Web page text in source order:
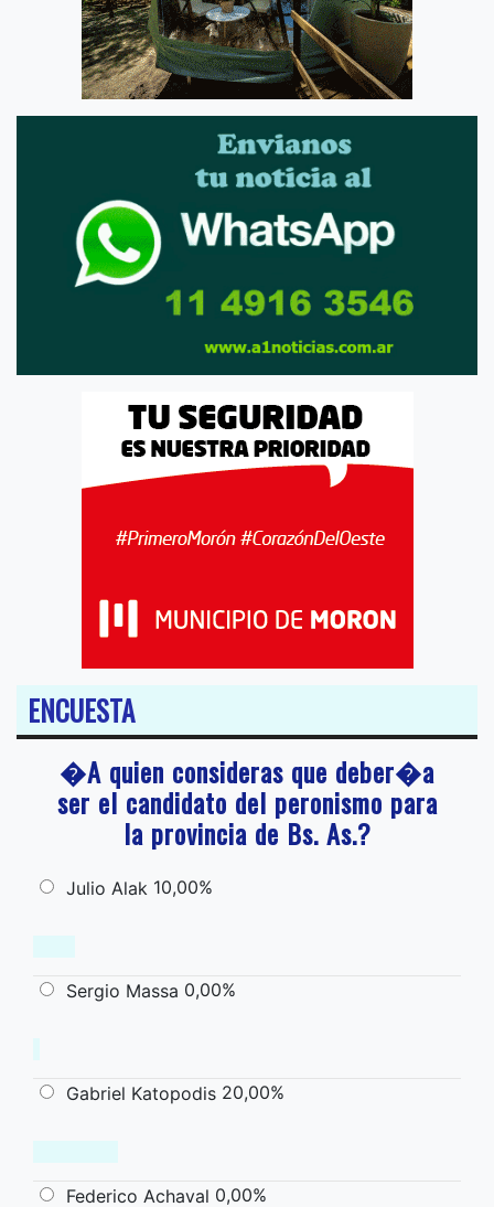
ENCUESTA
�A quien consideras que deber�a
ser el candidato del peronismo para
la provincia de Bs. As.?
Julio Alak 10,00%
Sergio Massa 0,00%
Gabriel Katopodis 20,00%
Federico Achaval 0,00%